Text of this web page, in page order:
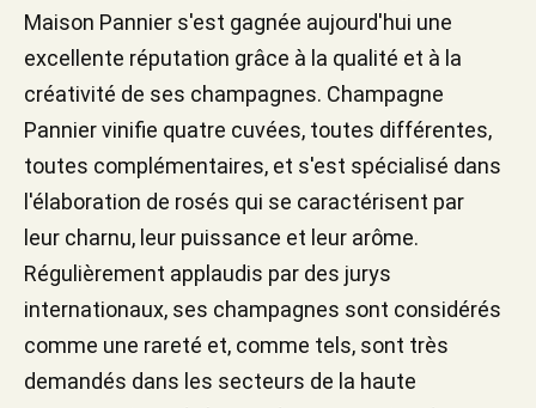
Maison Pannier s'est gagnée aujourd'hui une
excellente réputation grâce à la qualité et à la
créativité de ses champagnes. Champagne
Pannier vinifie quatre cuvées, toutes différentes,
toutes complémentaires, et s'est spécialisé dans
l'élaboration de rosés qui se caractérisent par
leur charnu, leur puissance et leur arôme.
Régulièrement applaudis par des jurys
internationaux, ses champagnes sont considérés
comme une rareté et, comme tels, sont très
demandés dans les secteurs de la haute